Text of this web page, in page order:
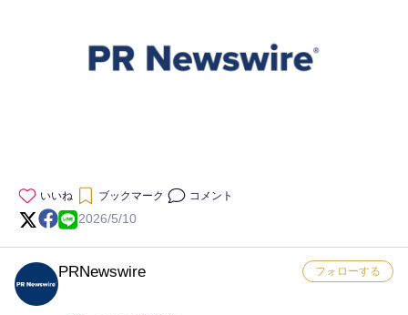
いいね ブックマーク コメント
2026/5/10
PRNewswire フォローする